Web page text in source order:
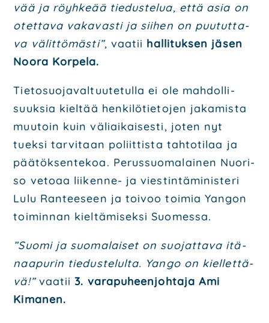
vää ja röyh­ke­ää tie­dus­te­lua, että asia on
otet­ta­va vaka­vas­ti ja sii­hen on puu­tut­ta­
va välit­tö­mäs­ti”, vaa­tii hal­li­tuk­sen jäsen
Noo­ra Kor­pe­la.
Tie­to­suo­ja­val­tuu­te­tul­la ei ole mah­dol­li­
suuk­sia kiel­tää hen­ki­lö­tie­to­jen jaka­mis­ta
muu­toin kuin väliai­kai­ses­ti, joten nyt
tuek­si tar­vi­taan poliit­tis­ta tah­to­ti­laa ja
pää­tök­sen­te­koa. Perus­suo­ma­lai­nen Nuo­ri­
so veto­aa lii­ken­ne- ja vies­tin­tä­mi­nis­te­ri
Lulu Ran­tee­seen ja toi­voo toi­mia Yan­gon
toi­min­nan kiel­tä­mi­sek­si Suo­mes­sa.
”Suo­mi ja suo­ma­lai­set on suo­jat­ta­va itä­
naa­pu­rin tie­dus­te­lul­ta. Yan­go on kiel­let­tä­
vä!”vaa­tii3. vara­pu­heen­joh­ta­ja Ami
Kima­nen.